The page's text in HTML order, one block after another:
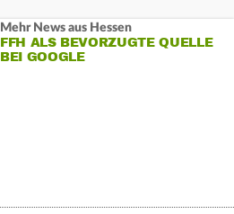
Mehr News aus Hessen
FFH ALS BEVORZUGTE QUELLE
BEI GOOGLE